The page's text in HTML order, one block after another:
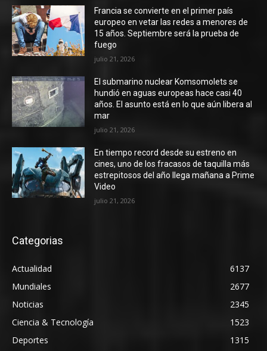
Francia se convierte en el primer país
europeo en vetar las redes a menores de
15 años. Septiembre será la prueba de
fuego
julio 21, 2026
El submarino nuclear Komsomolets se
hundió en aguas europeas hace casi 40
años. El asunto está en lo que aún libera al
mar
julio 21, 2026
En tiempo record desde su estreno en
cines, uno de los fracasos de taquilla más
estrepitosos del año llega mañana a Prime
Video
julio 21, 2026
Categorias
Actualidad
6137
Mundiales
2677
Noticias
2345
Ciencia & Tecnología
1523
Deportes
1315